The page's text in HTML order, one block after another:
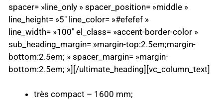
spacer= »line_only » spacer_position= »middle »
line_height= »5″ line_color= »#efefef »
line_width= »100″ el_class= »accent-border-color »
sub_heading_margin= »margin-top:2.5em;margin-
bottom:2.5em; » spacer_margin= »margin-
bottom:2.5em; »][/ultimate_heading][vc_column_text]
très compact – 1600 mm;